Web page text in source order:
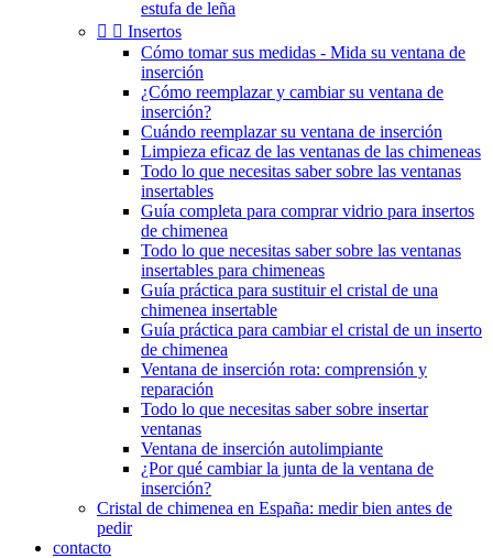
estufa de leña
  Insertos
Cómo tomar sus medidas - Mida su ventana de
inserción
¿Cómo reemplazar y cambiar su ventana de
inserción?
Cuándo reemplazar su ventana de inserción
Limpieza eficaz de las ventanas de las chimeneas
Todo lo que necesitas saber sobre las ventanas
insertables
Guía completa para comprar vidrio para insertos
de chimenea
Todo lo que necesitas saber sobre las ventanas
insertables para chimeneas
Guía práctica para sustituir el cristal de una
chimenea insertable
Guía práctica para cambiar el cristal de un inserto
de chimenea
Ventana de inserción rota: comprensión y
reparación
Todo lo que necesitas saber sobre insertar
ventanas
Ventana de inserción autolimpiante
¿Por qué cambiar la junta de la ventana de
inserción?
Cristal de chimenea en España: medir bien antes de
pedir
contacto